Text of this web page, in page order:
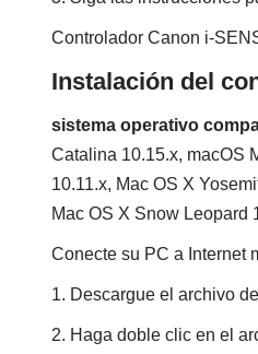
Controlador Canon i-
Instalación del
sistema operativo
Catalina 10.15.x, macOS
10.11.x, Mac OS X
Mac OS X Snow Leopard
Conecte su PC a Internet
1. Descargue el archivo
2. Haga doble clic en el